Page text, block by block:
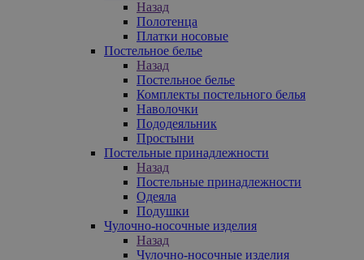
Назад
Полотенца
Платки носовые
Постельное белье
Назад
Постельное белье
Комплекты постельного белья
Наволочки
Пододеяльник
Простыни
Постельные принадлежности
Назад
Постельные принадлежности
Одеяла
Подушки
Чулочно-носочные изделия
Назад
Чулочно-носочные изделия